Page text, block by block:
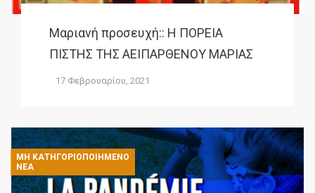
Μαριανή προσευχή:: Η ΠΟΡΕΙΑ
ΠΙΣΤΗΣ ΤΗΣ ΑΕΙΠΑΡΘΕΝΟΥ ΜΑΡΙΑΣ
17 Φεβρουαρίου, 2021
ΜΗ ΚΑΤΗΓΟΡΙΟΠΟΙΗΜΈΝΟ
ΝΈΑ